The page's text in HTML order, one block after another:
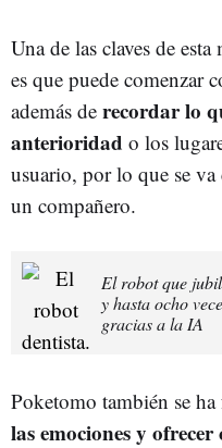
Una de las claves de
es que puede comenzar
además de recordar lo
anterioridad o los
usuario, por lo que se
un compañero.
El robot que
y hasta ocho
gracias a la IA
Poketomo también se
las emociones y